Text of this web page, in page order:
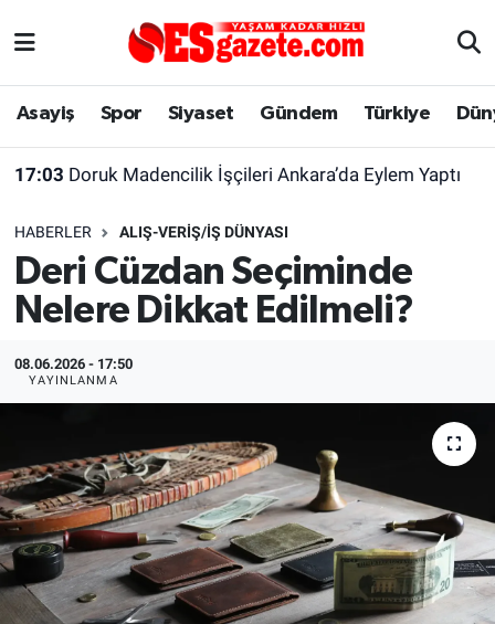
Asayiş Spor Siyaset Gündem Türkiye
17:03 Doruk Madencilik İşçileri Ankara’da Eylem Yaptı
16:55 Tarihi Odunpazarı Evleri Bölgesi’nde Yangın Paniği
HABERLER ALIŞ-VERIŞ/İŞ DÜNYASI
Deri Cüzdan Seçiminde
Nelere Dikkat Edilmeli?
08.06.2026 - 17:50
YAYINLANMA
Asayiş
Gündem
Türkiye
Dünya
Alış-Veriş/İş dünyası
Yaşam
Eskişehirspor Arşivi
Eskişehir Arşivi
Röportaj
Kültür Sanat
Politika
Bilecik
Eskişehir Nöbetçi Eczaneler
Süper Lig Puan Durumu ve Fikstür
Tüm Manşetler
Son Dakika Haberleri